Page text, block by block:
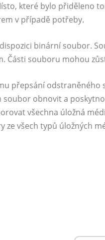
které bylo přiděleno
v případě potřeby.
binární soubor.
Části souboru mohou
přepsání
obnovit a
všechna úložná
ze všech typů úložných